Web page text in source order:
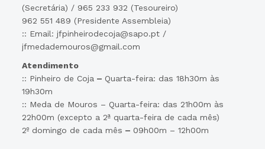
(Secretária) / 965 233 932 (Tesoureiro)
962 551 489 (Presidente Assembleia)
:: Email: jfpinheirodecoja@sapo.pt /
jfmedademouros@gmail.com
Atendimento
:: Pinheiro de Coja – Quarta-feira: das 18h30m às
19h30m
:: Meda de Mouros – Quarta-feira: das 21h00m às
22h00m (excepto a 2ª quarta-feira de cada mês)
2º domingo de cada mês –09h00m – 12h00m